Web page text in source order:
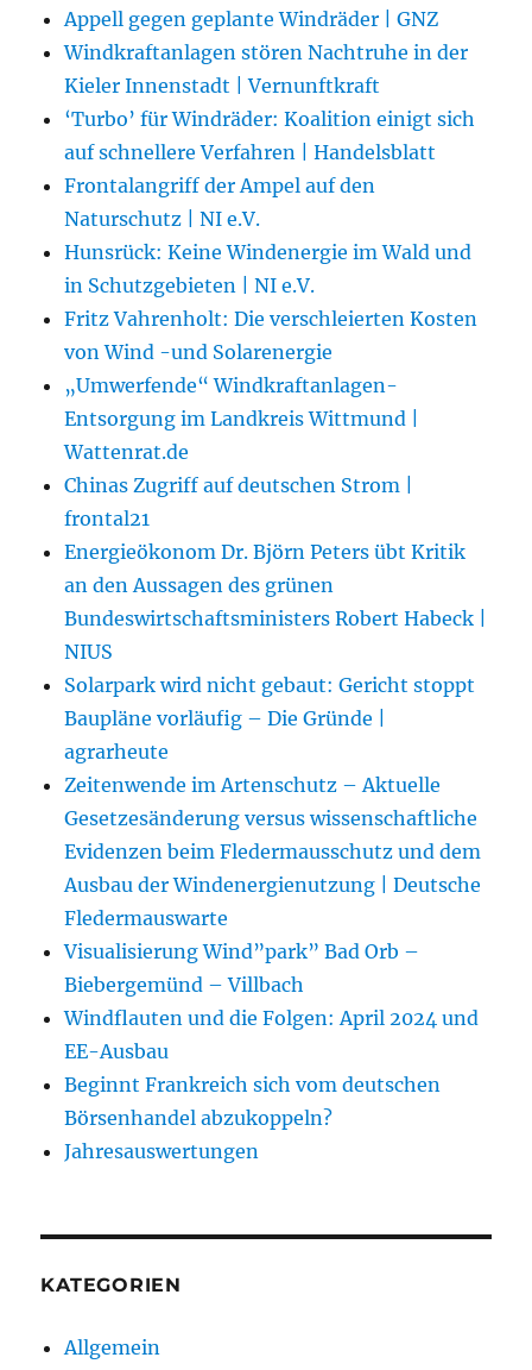
Appell gegen geplante Windräder | GNZ
Windkraftanlagen stören Nachtruhe in der
Kieler Innenstadt | Vernunftkraft
‘Turbo’ für Windräder: Koalition einigt sich
auf schnellere Verfahren | Handelsblatt
Frontalangriff der Ampel auf den
Naturschutz | NI e.V.
Hunsrück: Keine Windenergie im Wald und
in Schutzgebieten | NI e.V.
Fritz Vahrenholt: Die verschleierten Kosten
von Wind -und Solarenergie
„Umwerfende“ Windkraftanlagen-
Entsorgung im Landkreis Wittmund |
Wattenrat.de
Chinas Zugriff auf deutschen Strom |
frontal21
Energieökonom Dr. Björn Peters übt Kritik
an den Aussagen des grünen
Bundeswirtschaftsministers Robert Habeck |
NIUS
Solarpark wird nicht gebaut: Gericht stoppt
Baupläne vorläufig – Die Gründe |
agrarheute
Zeitenwende im Artenschutz – Aktuelle
Gesetzesänderung versus wissenschaftliche
Evidenzen beim Fledermausschutz und dem
Ausbau der Windenergienutzung | Deutsche
Fledermauswarte
Visualisierung Wind”park” Bad Orb –
Biebergemünd – Villbach
Windflauten und die Folgen: April 2024 und
EE-Ausbau
Beginnt Frankreich sich vom deutschen
Börsenhandel abzukoppeln?
Jahresauswertungen
KATEGORIEN
Allgemein